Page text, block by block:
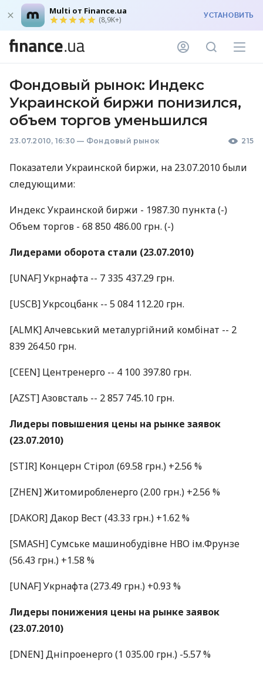
Multi от Finance.ua
(8,9K+) УСТАНОВИТЬ
Фондовый рынок: Индекс
Украинской биржи понизился,
объем торгов уменьшился
23.07.2010, 16:30 — Фондовый рынок 215
Показатели Украинской биржи, на 23.07.2010 были
следующими:
Индекс Украинской биржи - 1987.30 пункта (-)
Объем торгов - 68 850 486.00 грн. (-)
Лидерами оборота стали (23.07.2010)
[UNAF] Укрнафта -- 7 335 437.29 грн.
[USCB] Укрсоцбанк -- 5 084 112.20 грн.
[ALMK] Алчевський металургійний комбінат -- 2
839 264.50 грн.
[CEEN] Центренерго -- 4 100 397.80 грн.
[AZST] Азовсталь -- 2 857 745.10 грн.
Лидеры повышения цены на рынке заявок
(23.07.2010)
[STIR] Концерн Стірол (69.58 грн.) +2.56 %
[ZHEN] Житомиробленерго (2.00 грн.) +2.56 %
[DAKOR] Дакор Вест (43.33 грн.) +1.62 %
[SMASH] Сумське машинобудівне НВО ім.Фрунзе
(56.43 грн.) +1.58 %
[UNAF] Укрнафта (273.49 грн.) +0.93 %
Лидеры понижения цены на рынке заявок
(23.07.2010)
[DNEN] Дніпроенерго (1 035.00 грн.) -5.57 %